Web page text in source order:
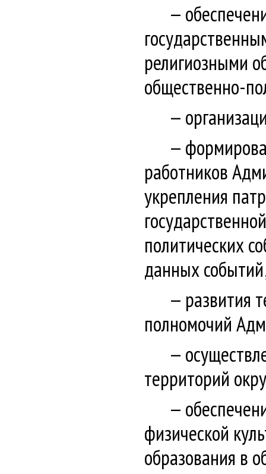
религиозными
общественно-
работников
укрепления
политических
данных
развития
полномочий
территорий
физической
образования в